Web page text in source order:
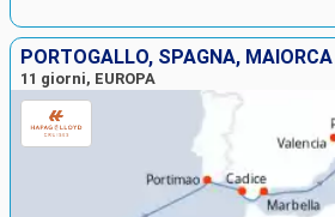
PORTOGALLO, SPAGNA, MAIORCA
11 giorni, EUROPA